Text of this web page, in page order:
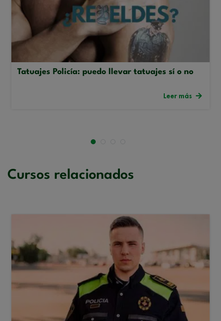
Tatuajes Policía: puedo llevar tatuajes sí o no
Leer más
Cursos relacionados